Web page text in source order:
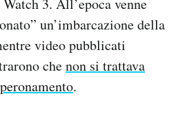
3. All’epoca venne
un’imbarcazione della
video pubblicati
chenon si trattava
.